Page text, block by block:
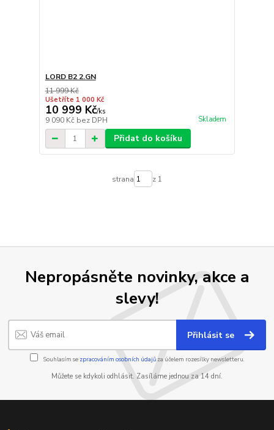
LORD B2 2.GN
11 999 Kč
Ušetříte 1 000 Kč
10 999 Kč/ks
9 090 Kč bez DPH Skladem
Přidat do košíku
strana z 1
Nepropásněte novinky, akce a
slevy!
Přihlásit se
Souhlasím se zpracováním osobních údajůza účelem rozesílky newsletteru.
Můžete se kdykoli odhlásit. Zasíláme jednou za 14 dní.